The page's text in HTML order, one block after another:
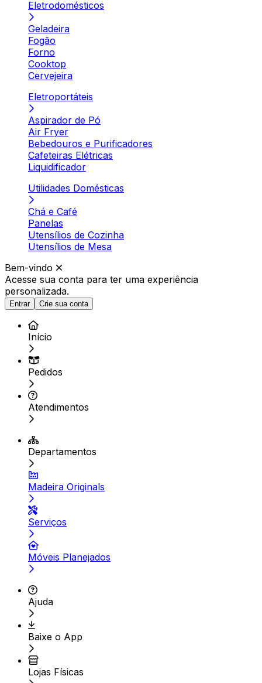
Eletrodomésticos
Geladeira
Fogão
Forno
Cooktop
Cervejeira
Eletroportáteis
Aspirador de Pó
Air Fryer
Bebedouros e Purificadores
Cafeteiras Elétricas
Liquidificador
Utilidades Domésticas
Chá e Café
Panelas
Utensílios de Cozinha
Utensílios de Mesa
Bem-vindo
Acesse sua conta para ter uma experiência
personalizada.
Entrar Crie sua conta
Início
Pedidos
Atendimentos
Departamentos
Madeira Originals
Serviços
Móveis Planejados
Ajuda
Baixe o App
Lojas Físicas